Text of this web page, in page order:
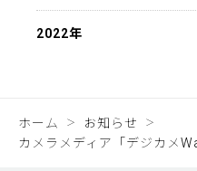
2022年
ホーム
お知らせ
カメラメディア「デジカメ